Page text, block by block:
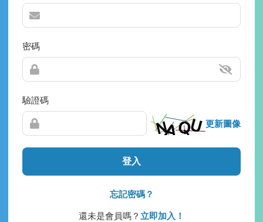
密碼
驗證碼
更新圖像
登入
忘記密碼？
還未是會員嗎？ 立即加入！